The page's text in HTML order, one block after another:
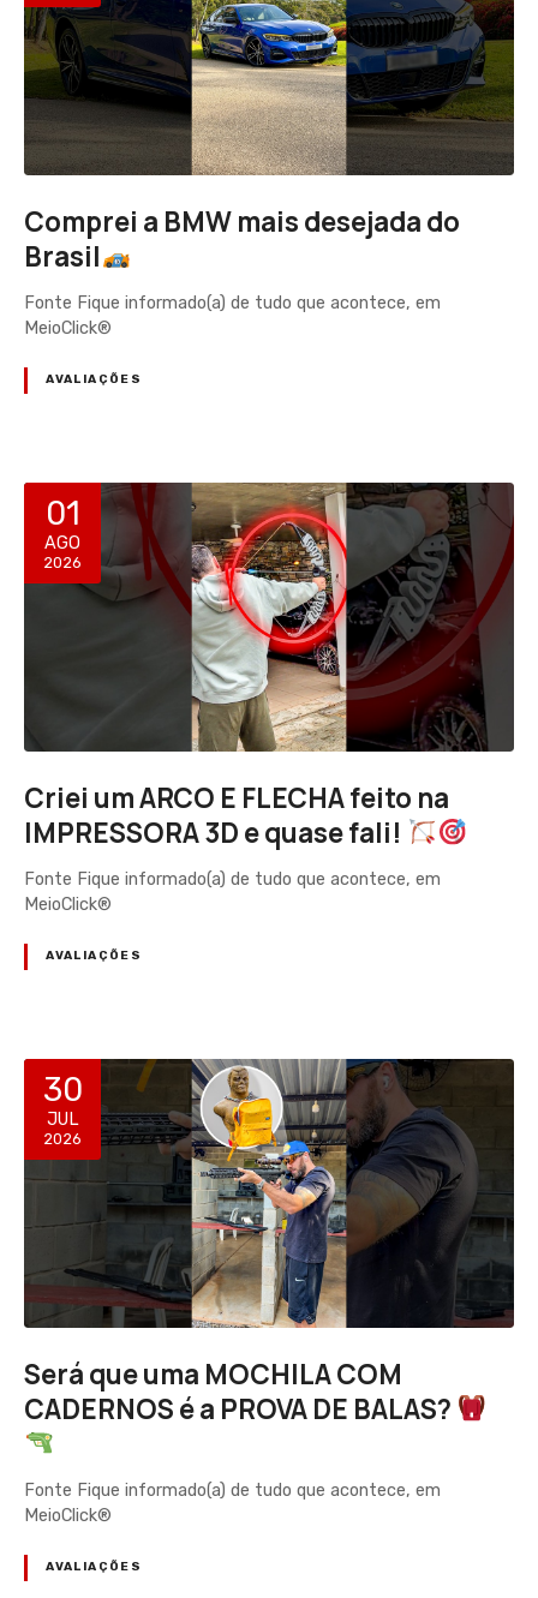
Comprei a BMW mais desejada do
Brasil
Fonte Fique informado(a) de tudo que acontece, em
MeioClick®
AVALIAÇÕES
01
AGO
2026
Criei um ARCO E FLECHA feito na
IMPRESSORA 3D e quase fali!
Fonte Fique informado(a) de tudo que acontece, em
MeioClick®
AVALIAÇÕES
30
JUL
2026
Será que uma MOCHILA COM
CADERNOS é a PROVA DE BALAS?
Fonte Fique informado(a) de tudo que acontece, em
MeioClick®
AVALIAÇÕES